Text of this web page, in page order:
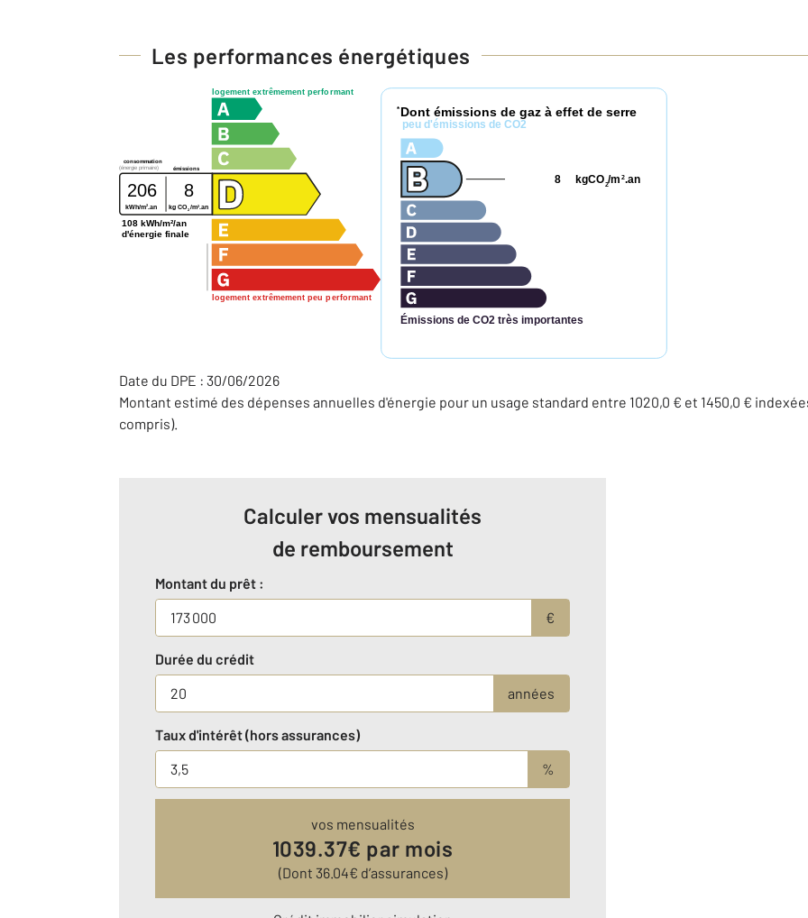
Les performances énergétiques
logement extrêmement performant
logement extrêmement peu performant
consommation
émissions
(énergie primaire)
206 8
kWh/m2 .an kg CO2 /m2 .an
108 kWh/m²/an
d'énergie finale
* Dont émissions de gaz à effet de serre
peu d'émissions de CO2
Émissions de CO2 très importantes
kgCO2/m 2.an
8
Date du DPE : 30/06/2026
Montant estimé des dépenses annuelles d'énergie pour un usage standard entre 1020,0 € et 1450,0 €
compris).
Calculer vos mensualités
de remboursement
Montant du prêt :
€
Durée du crédit
années
Taux d'intérêt (hors assurances)
%
vos mensualités
1039.37€ par mois
(Dont 36.04€ d’assurances)